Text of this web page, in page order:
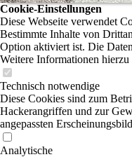
Cookie-Einstellungen
Diese Webseite verwendet
Bestimmte Inhalte von
Option aktiviert ist. Die
Weitere Informationen
Technisch notwendige
Diese Cookies sind zum
Hackerangriffen und zur
angepassten
Analytische